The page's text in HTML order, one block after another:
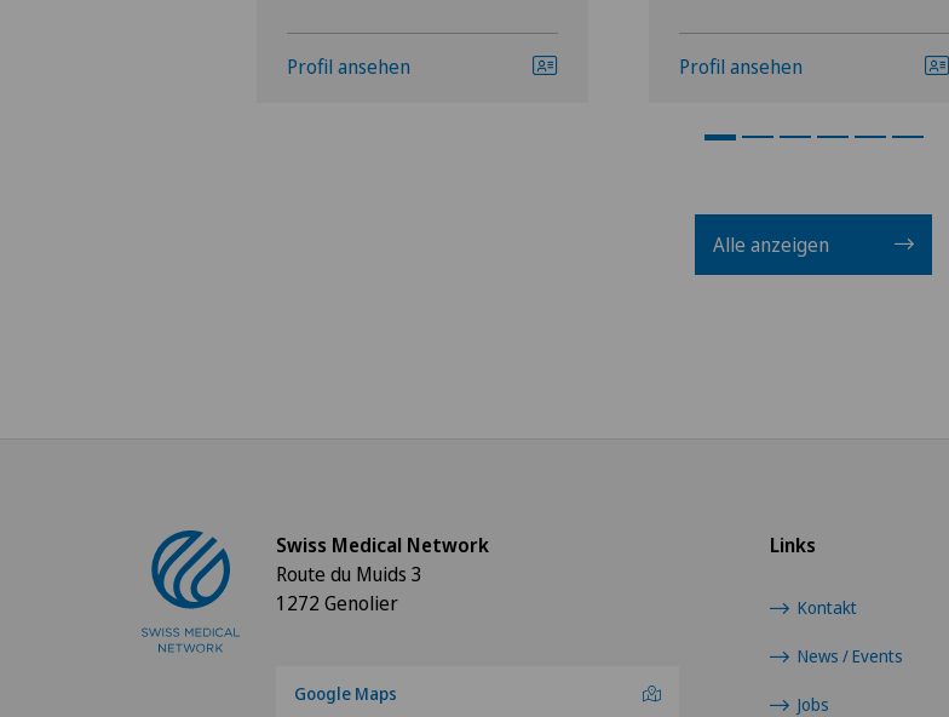
Profil ansehen Profil ansehen
Alle anzeigen
Links
Kontakt
News / Events
Jobs
Swiss Medical Network
Route du Muids 3
1272 Genolier
Google Maps